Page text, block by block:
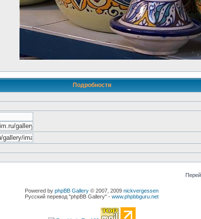
Подробности
Powered by phpBB Gallery © 2007, 2009 nickvergessen
Русский перевод "phpBB Gallery" - www.phpbbguru.net